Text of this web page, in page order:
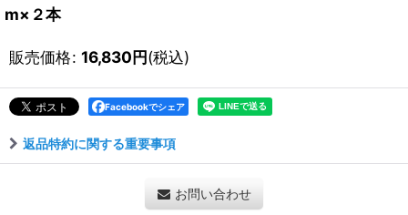
m×２本
販売価格: 16,830円(税込)
Facebookでシェア
返品特約に関する重要事項
お問い合わせ